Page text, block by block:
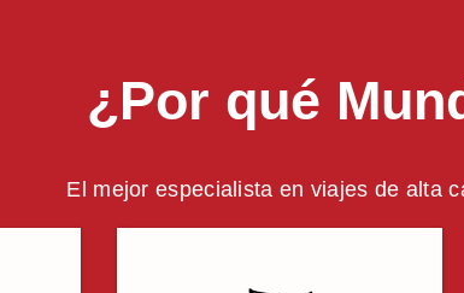
¿Por qué
El mejor especialista en viajes de alta